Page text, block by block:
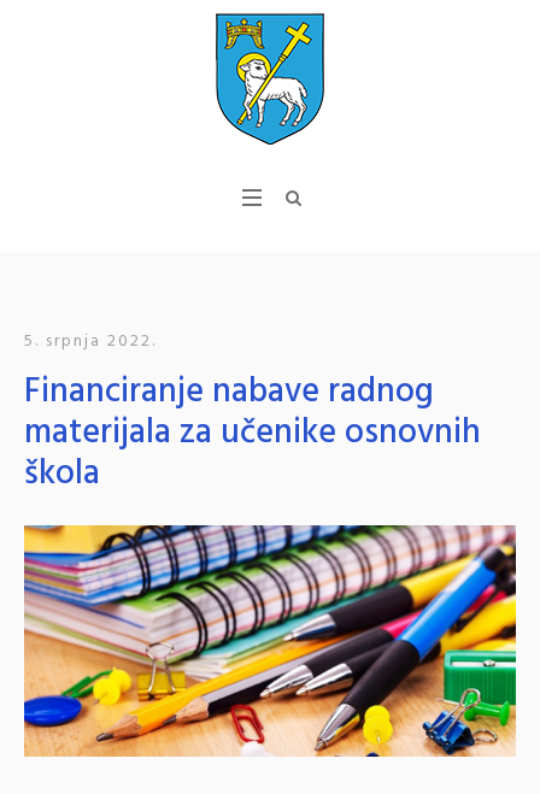
5. srpnja 2022.
Financiranje nabave radnog
materijala za učenike osnovnih
škola